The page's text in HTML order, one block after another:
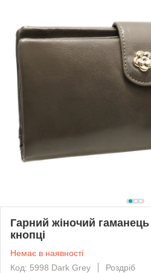
Гарний жіночий
кнопці
Немає в наявності
Код: 5998 Dark Grey
Роздріб